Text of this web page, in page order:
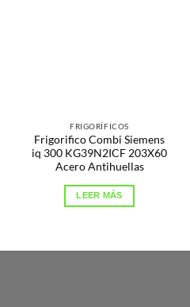
FRIGORÍFICOS
Frigorifico Combi Siemens
iq 300 KG39N2ICF 203X60
Acero Antihuellas
LEER MÁS